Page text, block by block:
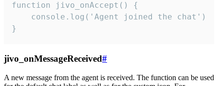
function jivo_onAccept() {
}
jivo_onMessageReceived#
A new message from the agent is received. The function can be used